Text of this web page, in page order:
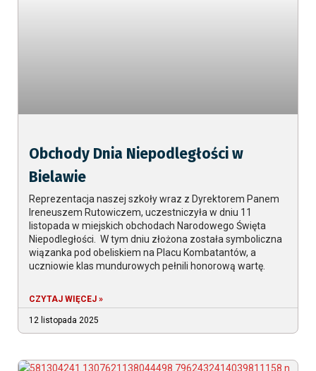
Obchody Dnia Niepodległości w
Bielawie
Reprezentacja naszej szkoły wraz z Dyrektorem Panem
Ireneuszem Rutowiczem, uczestniczyła w dniu 11
listopada w miejskich obchodach Narodowego Święta
Niepodległości. W tym dniu złożona została symboliczna
wiązanka pod obeliskiem na Placu Kombatantów, a
uczniowie klas mundurowych pełnili honorową wartę.
CZYTAJ WIĘCEJ »
12 listopada 2025